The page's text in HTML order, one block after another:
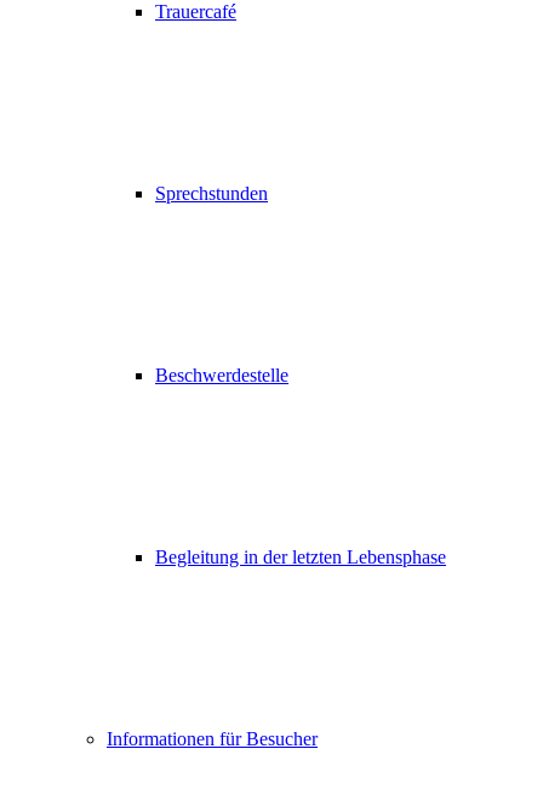
Trauercafé
Sprechstunden
Beschwerdestelle
Begleitung in der letzten Lebensphase
Informationen für Besucher